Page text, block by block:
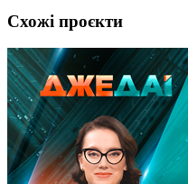
Схожі проєкти